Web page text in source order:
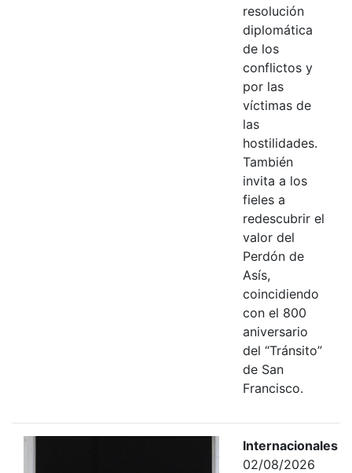
resolución
diplomática
de los
conflictos y
por las
víctimas de
las
hostilidades.
También
invita a los
fieles a
redescubrir el
valor del
Perdón de
Asís,
coincidiendo
con el 800
aniversario
del “Tránsito”
de San
Francisco.
Internacionales
02/08/2026